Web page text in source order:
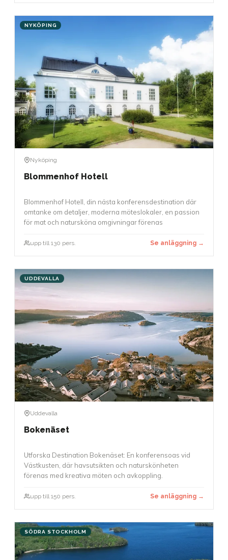
NYKÖPING
Nyköping
Blommenhof Hotell
Blommenhof Hotell, din nästa konferensdestination där
omtanke om detaljer, moderna möteslokaler, en passion
för mat och natursköna omgivningar förenas
upp till 130 pers. Se anläggning →
UDDEVALLA
Uddevalla
Bokenäset
Utforska Destination Bokenäset: En konferensoas vid
Västkusten, där havsutsikten och naturskönheten
förenas med kreativa möten och avkoppling.
upp till 150 pers. Se anläggning →
SÖDRA STOCKHOLM